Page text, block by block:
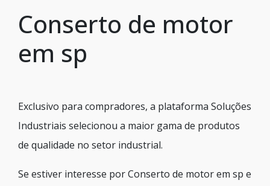
Conserto de motor
em sp
Exclusivo para compradores, a plataforma Soluções
Industriais selecionou a maior gama de produtos
de qualidade no setor industrial.
Se estiver interesse por Conserto de motor em sp e